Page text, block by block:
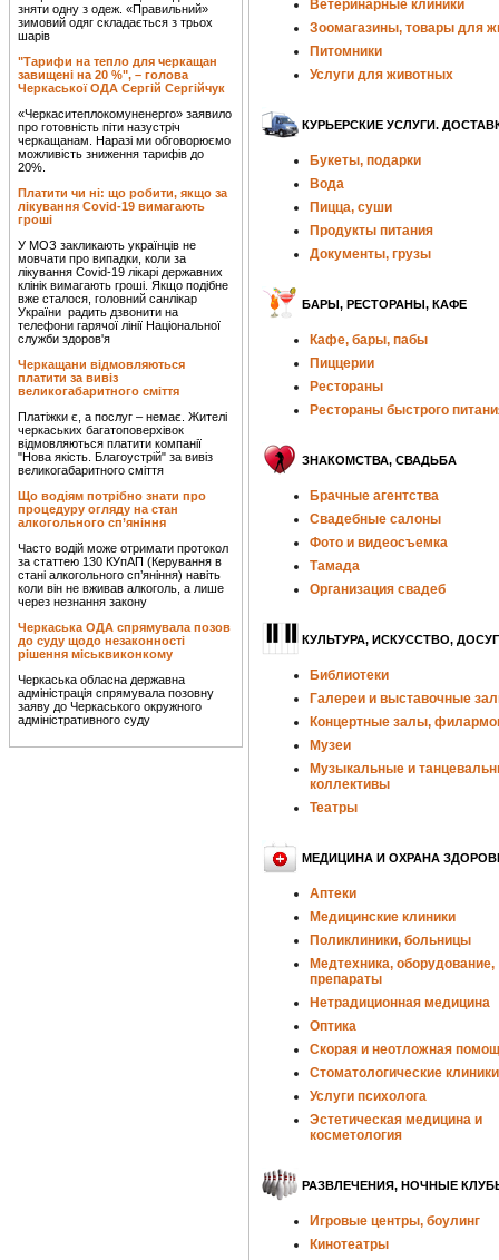
зняти одну з одеж. «Правильний»
зимовий одяг складається з трьох
шарів
"Тарифи на тепло для черкащан
завищені на 20 %", – голова
Черкаської ОДА Сергій Сергійчук
«Черкаситеплокомуненерго» заявило
про готовність піти назустріч
черкащанам. Наразі ми обговорюємо
можливість зниження тарифів до
20%.
Платити чи ні: що робити, якщо за
лікування Covid-19 вимагають
гроші
У МОЗ закликають українців не
мовчати про випадки, коли за
лікування Covid-19 лікарі державних
клінік вимагають гроші. Якщо подібне
вже сталося, головний санлікар
України радить дзвонити на
телефони гарячої лінії Національної
служби здоров'я
Черкащани відмовляються
платити за вивіз
великогабаритного сміття
Платіжки є, а послуг – немає. Жителі
черкаських багатоповерхівок
відмовляються платити компанії
"Нова якість. Благоустрій" за вивіз
великогабаритного сміття
Що водіям потрібно знати про
процедуру огляду на стан
алкогольного сп’яніння
Часто водій може отримати протокол
за статтею 130 КУпАП (Керування в
стані алкогольного сп’яніння) навіть
коли він не вживав алкоголь, а лише
через незнання закону
Черкаська ОДА спрямувала позов
до суду щодо незаконності
рішення міськвиконкому
Черкаська обласна державна
адміністрація спрямувала позовну
заяву до Черкаського окружного
адміністративного суду
Ветеринарные клиники
Зоомагазины, товары для
Питомники
Услуги для животных
КУРЬЕРСКИЕ УСЛУГИ.
Букеты, подарки
Вода
Пицца, суши
Продукты питания
Документы, грузы
БАРЫ, РЕСТОРАНЫ, КАФЕ
Кафе, бары, пабы
Пиццерии
Рестораны
Рестораны быстрого
ЗНАКОМСТВА, СВАДЬБА
Брачные агентства
Свадебные салоны
Фото и видеосъемка
Тамада
Организация свадеб
КУЛЬТУРА, ИСКУССТВО, ДОСУГ
Библиотеки
Галереи и выставочные
Концертные залы,
Музеи
Музыкальные и
коллективы
Театры
МЕДИЦИНА И ОХРАНА
Аптеки
Медицинские клиники
Поликлиники, больницы
Медтехника, оборудование,
препараты
Нетрадиционная медицина
Оптика
Скорая и неотложная
Стоматологические клиники
Услуги психолога
Эстетическая медицина и
косметология
РАЗВЛЕЧЕНИЯ, НОЧНЫЕ
Игровые центры, боулинг
Кинотеатры